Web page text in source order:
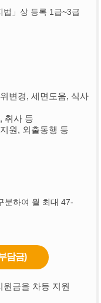
법」상 등록 1급~3급
변경, 세면도움, 식사
취사 등
원, 외출동행 등
분하여 월 최대 47-
담금)
금을 차등 지원